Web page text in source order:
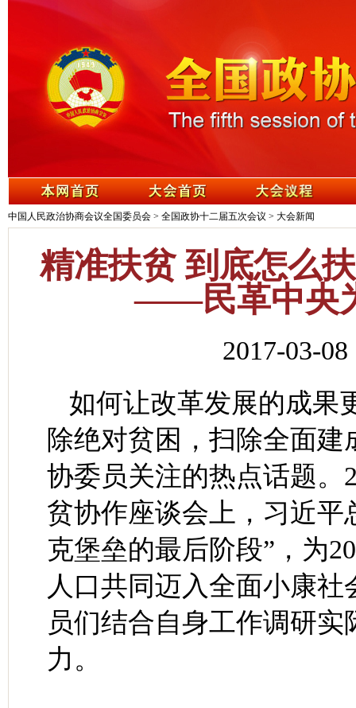
中国人民政治协商会议全国委员会 > 全国政协十二届五次会议 > 大会新闻
精准扶贫 到底怎么
——民革中央
2017-03-
如何让改革发展的成果
除绝对贫困，扫除全面
协委员关注的热点话题。
贫协作座谈会上，习近平
克堡垒的最后阶段”，为
人口共同迈入全面小康
员们结合自身工作调研
力。